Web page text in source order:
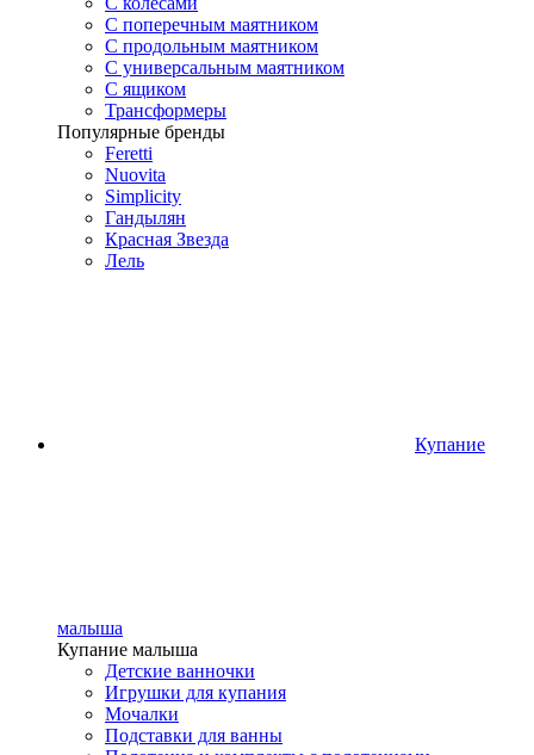
С поперечным маятником
С продольным маятником
С универсальным маятником
С ящиком
Трансформеры
Популярные бренды
Feretti
Nuovita
Simplicity
Гандылян
Красная Звезда
Лель
Купание
малыша
Купание малыша
Детские ванночки
Игрушки для купания
Мочалки
Подставки для ванны